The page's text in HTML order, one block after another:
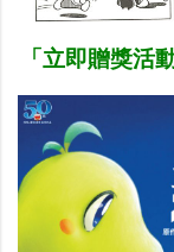
「立即贈獎活